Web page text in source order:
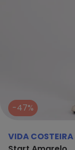
-47%
VIDA COSTEIRA